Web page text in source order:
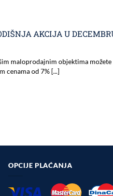
AKCIJA U
maloprodajnim objektima
cenama od 7% [...]
OPCIJE PLAĆANJA